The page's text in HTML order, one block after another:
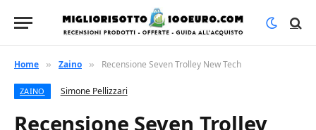
Home » Zaino » Recensione Seven Trolley New Tech
ZAINO Simone Pellizzari
Recensione Seven Trolley